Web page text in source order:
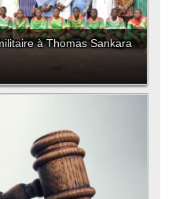
à Thomas Sankara